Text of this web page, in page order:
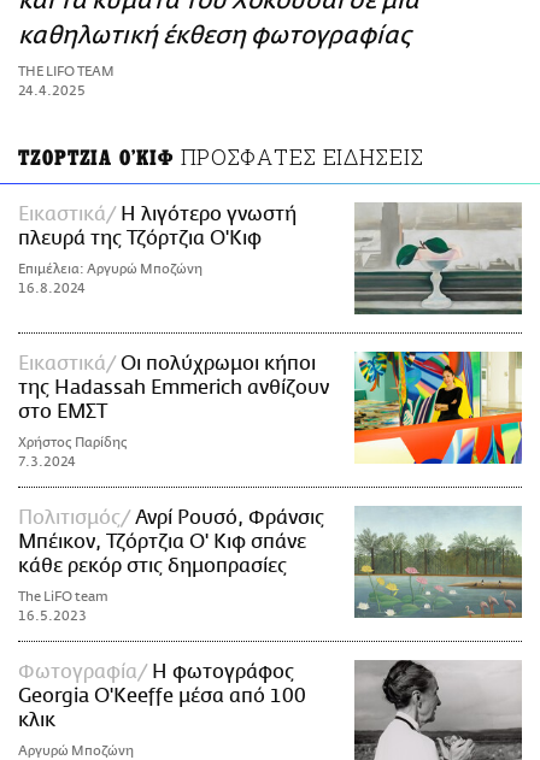
ΑΜΠΑ
PRINT
καθηλωτική έκθεση φωτογραφίας
THE LIFO TEAM
24.4.2025
ΤΖΟΡΤΖΙΑ Ο'ΚΙΦ ΠΡΟΣΦΑΤΕΣ ΕΙΔΗΣΕΙΣ
Εικαστικά
Η λιγότερο γνωστή
πλευρά της Τζόρτζια Ο'Κιφ
Επιμέλεια: Αργυρώ Μποζώνη
16.8.2024
Εικαστικά
Οι πολύχρωμοι κήποι
της Hadassah Emmerich ανθίζουν
στο ΕΜΣΤ
Χρήστος Παρίδης
7.3.2024
Πολιτισμός
Ανρί Ρουσό, Φράνσις
Μπέικον, Τζόρτζια Ο' Κιφ σπάνε
κάθε ρεκόρ στις δημοπρασίες
The LiFO team
16.5.2023
Φωτογραφία
H φωτογράφος
Georgia O'Keeffe μέσα από 100
κλικ
Αργυρώ Μποζώνη